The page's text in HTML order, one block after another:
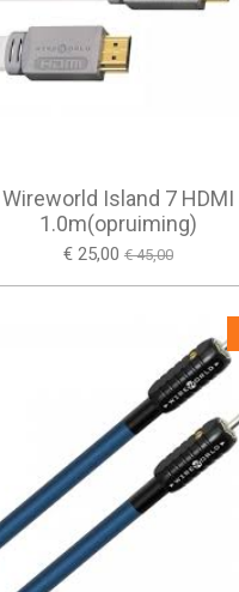
Wireworld Island 7 HDMI
1.0m(opruiming)
€ 25,00 € 45,00